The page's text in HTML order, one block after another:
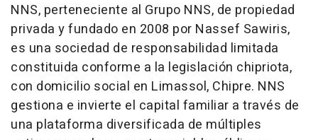
NNS, perteneciente al Grupo NNS, de propiedad
privada y fundado en 2008 por Nassef Sawiris,
es una sociedad de responsabilidad limitada
constituida conforme a la legislación chipriota,
con domicilio social en Limassol, Chipre. NNS
gestiona e invierte el capital familiar a través de
una plataforma diversificada de múltiples